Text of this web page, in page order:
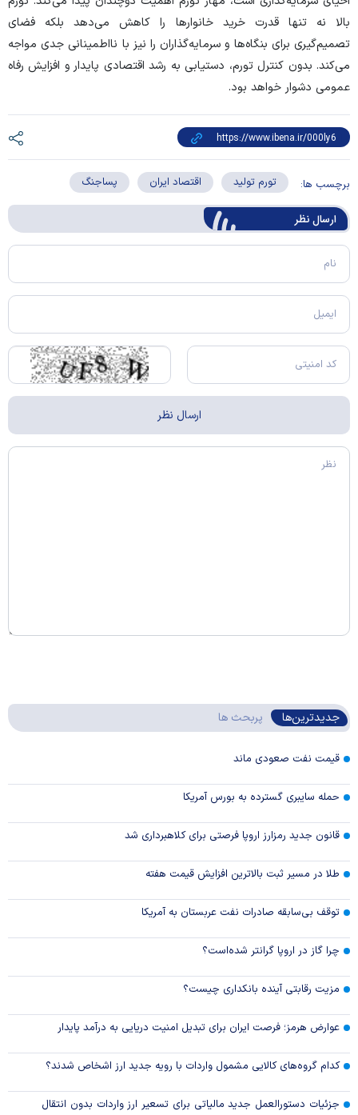
بالا نه تنها قدرت خرید خانوار‌ها را کاهش می‌دهد بلکه فضای
تصمیم‌گیری برای بنگاه‌ها و سرمایه‌گذاران را نیز با نااطمینانی جدی مواجه
می‌کند. بدون کنترل تورم، دستیابی به رشد اقتصادی پایدار و افزایش رفاه
عمومی دشوار خواهد بود.
برچسب ها: تورم تولید اقتصاد ایران پساجنگ
ارسال‌ نظر
جدیدترین‌ها پربحث ها
قیمت نفت صعودی ماند
حمله سایبری گسترده به بورس آمریکا
قانون جدید رمزارز اروپا فرصتی برای کلاهبرداری شد
طلا در مسیر ثبت بالاترین افزایش قیمت هفته
توقف بی‌سابقه صادرات نفت عربستان به آمریکا
چرا گاز در اروپا گرانتر شده‌است؟
مزیت رقابتی آینده بانکداری چیست؟
عوارض هرمز؛ فرصت ایران برای تبدیل امنیت دریایی به درآمد پایدار
کدام گروه‌های کالایی مشمول واردات با رویه جدید ارز اشخاص شدند؟
جزئیات دستورالعمل جدید مالیاتی برای تسعیر ارز واردات بدون انتقال